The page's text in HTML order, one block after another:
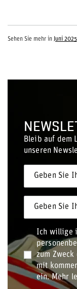
Sehen Sie mehr in Juni 2025
Bleib auf dem
unseren
Geben Sie
Geben Sie
Ich willige
zum
mit
ein. Mehr